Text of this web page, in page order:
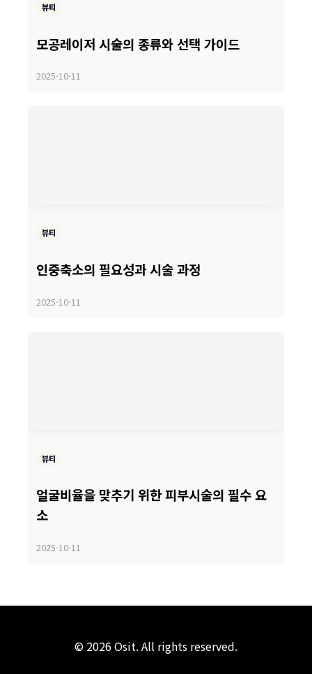
뷰티
모공레이저 시술의 종류와 선택 가이드
2025-10-11
뷰티
인중축소의 필요성과 시술 과정
2025-10-11
뷰티
얼굴비율을 맞추기 위한 피부시술의 필수 요
소
2025-10-11
© 2026 Osit. All rights reserved.